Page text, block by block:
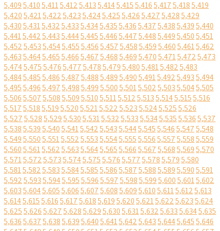
5,4095,4105,4115,4125,4135,4145,4155,4165,4175,4185,419
5,4205,4215,4225,4235,4245,4255,4265,4275,4285,429
5,4305,4315,4325,4335,4345,4355,4365,4375,4385,4395,440
5,4415,4425,4435,4445,4455,4465,4475,4485,4495,4505,451
5,4525,4535,4545,4555,4565,4575,4585,4595,4605,4615,462
5,4635,4645,4655,4665,4675,4685,4695,4705,4715,4725,473
5,4745,4755,4765,4775,4785,4795,4805,4815,4825,483
5,4845,4855,4865,4875,4885,4895,4905,4915,4925,4935,494
5,4955,4965,4975,4985,4995,5005,5015,5025,5035,5045,505
5,5065,5075,5085,5095,5105,5115,5125,5135,5145,5155,516
5,5175,5185,5195,5205,5215,5225,5235,5245,5255,526
5,5275,5285,5295,5305,5315,5325,5335,5345,5355,5365,537
5,5385,5395,5405,5415,5425,5435,5445,5455,5465,5475,548
5,5495,5505,5515,5525,5535,5545,5555,5565,5575,5585,559
5,5605,5615,5625,5635,5645,5655,5665,5675,5685,5695,570
5,5715,5725,5735,5745,5755,5765,5775,5785,5795,580
5,5815,5825,5835,5845,5855,5865,5875,5885,5895,5905,591
5,5925,5935,5945,5955,5965,5975,5985,5995,6005,6015,602
5,6035,6045,6055,6065,6075,6085,6095,6105,6115,6125,613
5,6145,6155,6165,6175,6185,6195,6205,6215,6225,6235,624
5,6255,6265,6275,6285,6295,6305,6315,6325,6335,6345,635
5,6365,6375,6385,6395,6405,6415,6425,6435,6445,6455,646